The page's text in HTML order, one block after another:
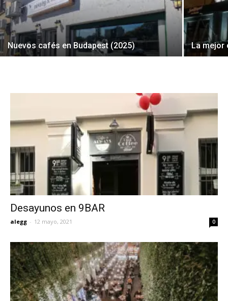
Nuevos cafés en Budapest (2025) La mejor
Desayunos en 9BAR
alegg - 12 mayo, 2021 0